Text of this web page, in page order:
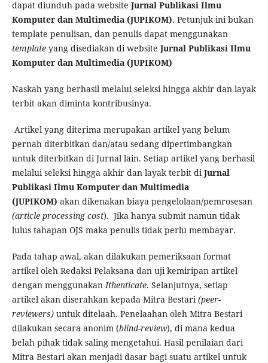
dapat diunduh pada website Jurnal Publikasi Ilmu
Komputer dan Multimedia (JUPIKOM). Petunjuk ini bukan
template penulisan, dan penulis dapat menggunakan
templateyang disediakan di website Jurnal Publikasi Ilmu
Komputer dan Multimedia (JUPIKOM)
Naskah yang berhasil melalui seleksi hingga akhir dan layak
terbit akan diminta kontribusinya.
Artikel yang diterima merupakan artikel yang belum
pernah diterbitkan dan/atau sedang dipertimbangkan
untuk diterbitkan di Jurnal lain. Setiap artikel yang berhasil
melalui seleksi hingga akhir dan layak terbit diJurnal
Publikasi Ilmu Komputer dan Multimedia
(JUPIKOM) akan dikenakan biaya pengelolaan/pemrosesan
(article processing cost). Jika hanya submit namun tidak
lulus tahapan OJS maka penulis tidak perlu membayar.
Pada tahap awal, akan dilakukan pemeriksaan format
artikel oleh Redaksi Pelaksana dan uji kemiripan artikel
dengan menggunakanIthenticate. Selanjutnya, setiap
artikel akan diserahkan kepada Mitra Bestari(peer-
reviewers) untuk ditelaah. Penelaahan oleh Mitra Bestari
dilakukan secara anonim (blind-review), di mana kedua
belah pihak tidak saling mengetahui. Hasil penilaian dari
Mitra Bestari akan menjadi dasar bagi suatu artikel untuk